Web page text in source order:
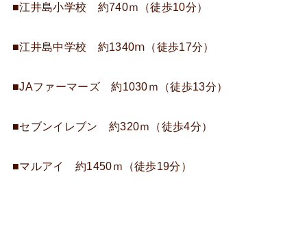
■江井島小学校 約740ｍ（徒歩10分）
■江井島中学校 約1340ⅿ（徒歩17分）
■JAファーマーズ 約1030ｍ（徒歩13分）
■セブンイレブン 約320ｍ（徒歩4分）
■マルアイ 約1450ｍ（徒歩19分）